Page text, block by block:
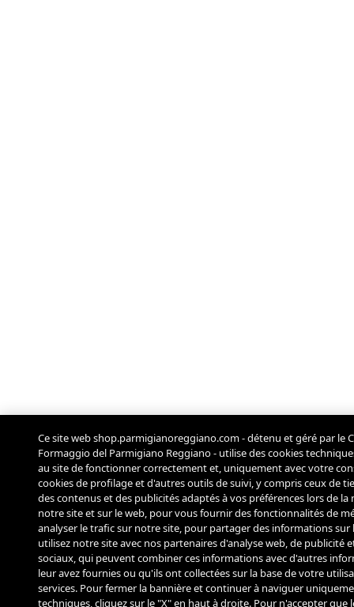
Ce site web shop.parmigianoreggiano.com - détenu et géré par le
Formaggio del Parmigiano Reggiano - utilise des cookies
au site de fonctionner correctement et, uniquement avec votre
cookies de profilage et d'autres outils de suivi, y compris ceux de
des contenus et des publicités adaptés à vos préférences lors de
notre site et sur le web, pour vous fournir des fonctionnalités de
analyser le trafic sur notre site, pour partager des informations sur
utilisez notre site avec nos partenaires d'analyse web, de publicité
sociaux, qui peuvent combiner ces informations avec d'autres
leur avez fournies ou qu'ils ont collectées sur la base de votre
services. Pour fermer la bannière et continuer à naviguer
techniques, cliquez sur le "X" en haut à droite. Pour n'accepter que